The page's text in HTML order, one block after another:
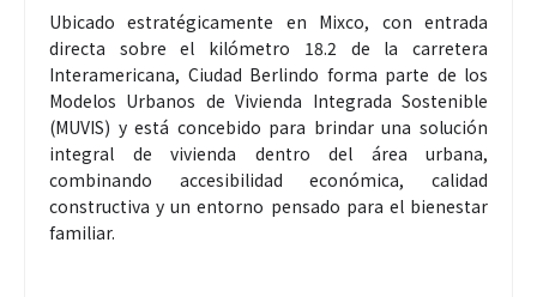
Ubicado estratégicamente en Mixco, con entrada
directa sobre el kilómetro 18.2 de la carretera
Interamericana, Ciudad Berlindo forma parte de los
Modelos Urbanos de Vivienda Integrada Sostenible
(MUVIS) y está concebido para brindar una solución
integral de vivienda dentro del área urbana,
combinando accesibilidad económica, calidad
constructiva y un entorno pensado para el bienestar
familiar.